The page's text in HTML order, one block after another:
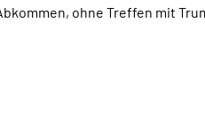
ohne Treffen mit